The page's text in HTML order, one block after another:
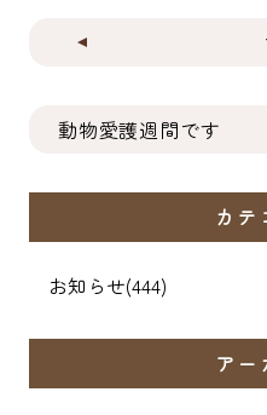
動物愛護週間です
カテ
お知らせ(444)
アー